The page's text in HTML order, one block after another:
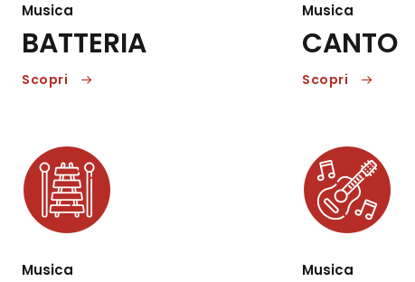
Musica
BATTERIA
Scopri
Musica
CANTO
Scopri
Musica Musica